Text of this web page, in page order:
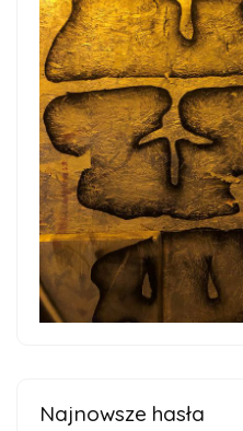
Najnowsze hasła